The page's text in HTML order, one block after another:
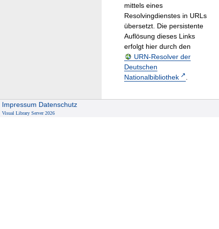
mittels eines
Resolvingdienstes in URLs
übersetzt. Die persistente
Auflösung dieses Links
erfolgt hier durch den
URN-Resolver der
Deutschen
Nationalbibliothek
.
Impressum Datenschutz
Visual Library Server 2026